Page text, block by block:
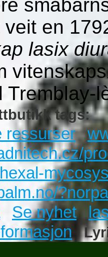
veit en
lasix
Tremblay-
tags:
ressurser
Se nyhet